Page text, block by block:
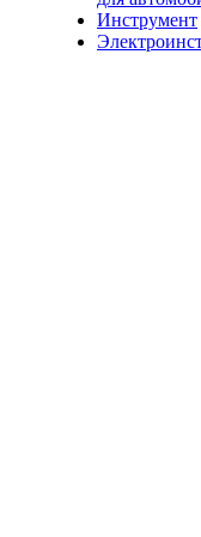
Инструмент